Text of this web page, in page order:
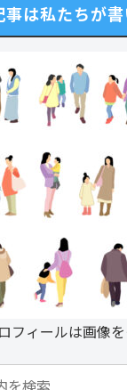
事は私たちが書
フィールは画像を